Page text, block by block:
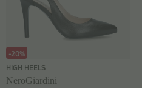
-20%
HIGH HEELS
NeroGiardini